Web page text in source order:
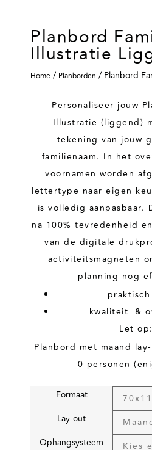
Planbord
Illustratie
Home / Planborden / Planbord
Personaliseer jouw
Illustratie (liggend)
tekening van jouw
familienaam. In het
voornamen worden
lettertype naar eigen
is volledig aanpasbaar.
na 100% tevredenheid
van de digitale
activiteitsmagneten
planning nog
kwaliteit &
Let op:
Planbord met maand
0 personen
Formaat
Lay-out
Ophangsysteem